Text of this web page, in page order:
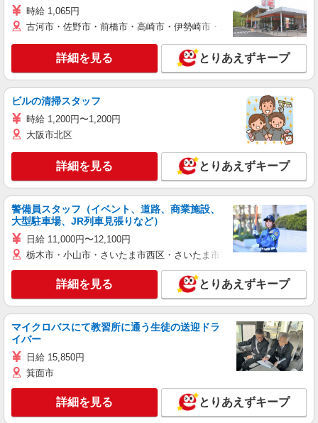
時給 1,065円
古河市・佐野市・前橋市・高崎市・伊勢崎市・太田市・館林市・藤
詳細を見る とりあえずキープ
ビルの清掃スタッフ
時給 1,200円〜1,200円
大阪市北区
詳細を見る とりあえずキープ
警備員スタッフ（イベント、道路、商業施設、
大型駐車場、JR列車見張りなど）
日給 11,000円〜12,100円
栃木市・小山市・さいたま市西区・さいたま市岩槻区・久喜市・蓮田
詳細を見る とりあえずキープ
マイクロバスにて教習所に通う生徒の送迎ドラ
イバー
日給 15,850円
箕面市
詳細を見る とりあえずキープ